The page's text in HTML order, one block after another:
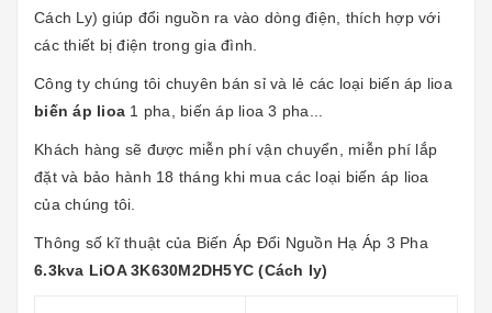
Cách Ly) giúp đổi nguồn ra vào dòng điện, thích hợp với
các thiết bị điện trong gia đình.
Công ty chúng tôi chuyên bán sỉ và lẻ các loại biến áp lioa
biến áp lioa 1 pha, biến áp lioa 3 pha...
Khách hàng sẽ được miễn phí vận chuyển, miễn phí lắp
đặt và bảo hành 18 tháng khi mua các loại biến áp lioa
của chúng tôi.
Thông số kĩ thuật của Biến Áp Đổi Nguồn Hạ Áp 3 Pha
6.3kva LiOA 3K630M2DH5YC (Cách ly)